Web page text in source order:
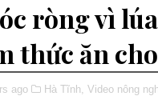
ròng vì
thức ăn
ago Hà Tĩnh, Video nông